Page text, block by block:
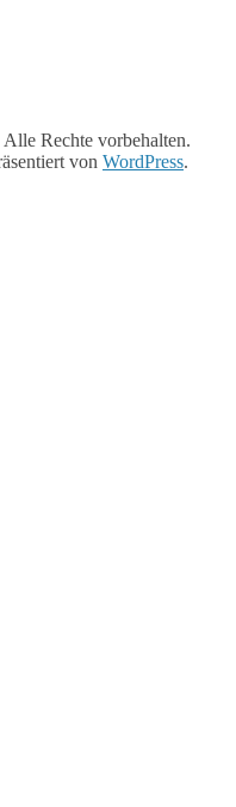
Alle Rechte vorbehalten.
von WordPress.